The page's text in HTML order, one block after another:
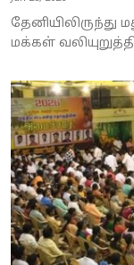
மக்கள்